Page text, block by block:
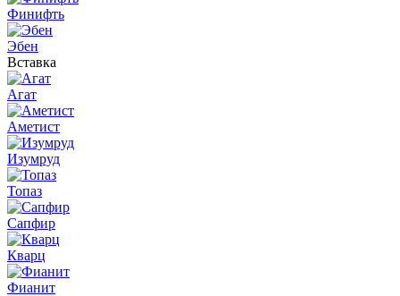
Финифть
Эбен
Вставка
Агат
Аметист
Изумруд
Топаз
Сапфир
Кварц
Фианит